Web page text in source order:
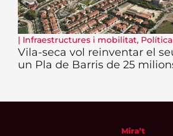
| Infraestructures i mobilitat, Política
Vila-seca vol reinventar el
un Pla de Barris de 25
Mira’t